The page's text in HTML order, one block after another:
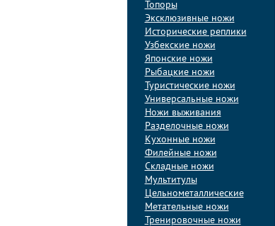
Топоры
Эксклюзивные ножи
Исторические реплики
Узбекские ножи
Японские ножи
Рыбацкие ножи
Туристические ножи
Универсальные ножи
Ножи выживания
Разделочные ножи
Кухонные ножи
Филейные ножи
Складные ножи
Мультитулы
Цельнометаллические
Метательные ножи
Тренировочные ножи